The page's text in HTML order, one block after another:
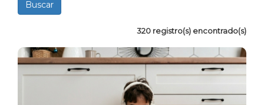
320 registro(s) encontrado(s)